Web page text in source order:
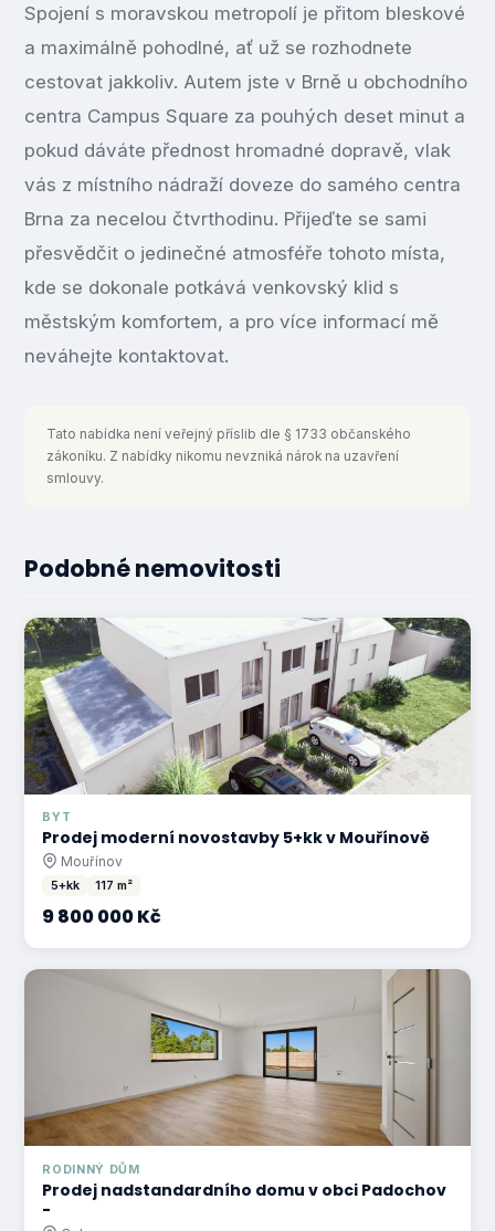
Spojení s moravskou metropolí je přitom bleskové
a maximálně pohodlné, ať už se rozhodnete
cestovat jakkoliv. Autem jste v Brně u obchodního
centra Campus Square za pouhých deset minut a
pokud dáváte přednost hromadné dopravě, vlak
vás z místního nádraží doveze do samého centra
Brna za necelou čtvrthodinu. Přijeďte se sami
přesvědčit o jedinečné atmosféře tohoto místa,
kde se dokonale potkává venkovský klid s
městským komfortem, a pro více informací mě
neváhejte kontaktovat.
Tato nabídka není veřejný příslib dle § 1733 občanského
zákoníku. Z nabídky nikomu nevzniká nárok na uzavření
smlouvy.
Podobné nemovitosti
BYT
Prodej moderní novostavby 5+kk v Mouřínově
Mouřínov
5+kk 117 m²
9 800 000 Kč
RODINNÝ DŮM
Prodej nadstandardního domu v obci Padochov
-